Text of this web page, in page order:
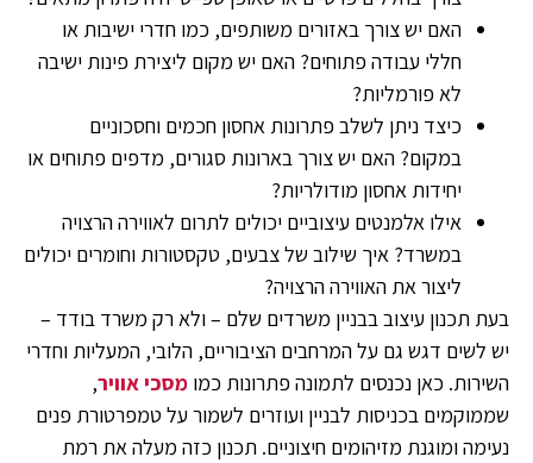
האם יש צורך באזורים משותפים, כמו חדרי ישיבות או
חללי עבודה פתוחים? האם יש מקום ליצירת פינות ישיבה
לא פורמליות?
כיצד ניתן לשלב פתרונות אחסון חכמים וחסכוניים
במקום? האם יש צורך בארונות סגורים, מדפים פתוחים או
יחידות אחסון מודולריות?
אילו אלמנטים עיצוביים יכולים לתרום לאווירה הרצויה
במשרד? איך שילוב של צבעים, טקסטורות וחומרים יכולים
ליצור את האווירה הרצויה?
בעת תכנון עיצוב בבניין משרדים שלם – ולא רק משרד בודד –
יש לשים דגש גם על המרחבים הציבוריים, הלובי, המעליות וחדרי
השירות. כאן נכנסים לתמונה פתרונות כמו מסכי אוויר,
שממוקמים בכניסות לבניין ועוזרים לשמור על טמפרטורת פנים
נעימה ומוגנת מזיהומים חיצוניים. תכנון כזה מעלה את רמת